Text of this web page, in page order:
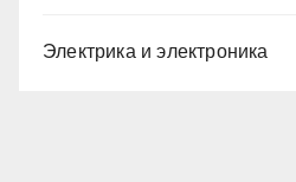
Электрика и электроника